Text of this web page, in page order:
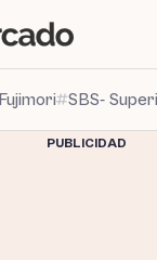
SBS-
PUBLICIDAD